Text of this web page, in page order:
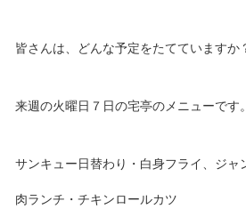
皆さんは、どんな予定をたてていますか
来週の火曜日７日の宅亭のメニューです。
サンキュー日替わり・白身フライ、ジャ
肉ランチ・チキンロールカツ